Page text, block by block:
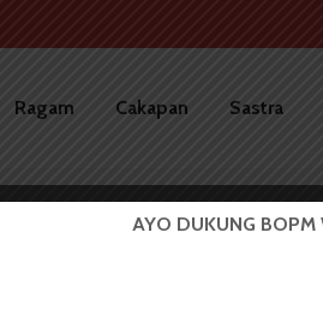
Ragam Cakapan Sastra
AYO DUKUNG BOPM